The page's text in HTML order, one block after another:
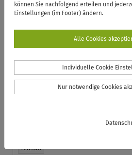
können Sie nachfolgend erteilen und
Einstellungen (im Footer) ändern.
Alle Cookies
Individuelle Cookie
Nur notwendige Cookies
Meyer, Marius
Fachinformatiker -
Systemintegration
Telefon